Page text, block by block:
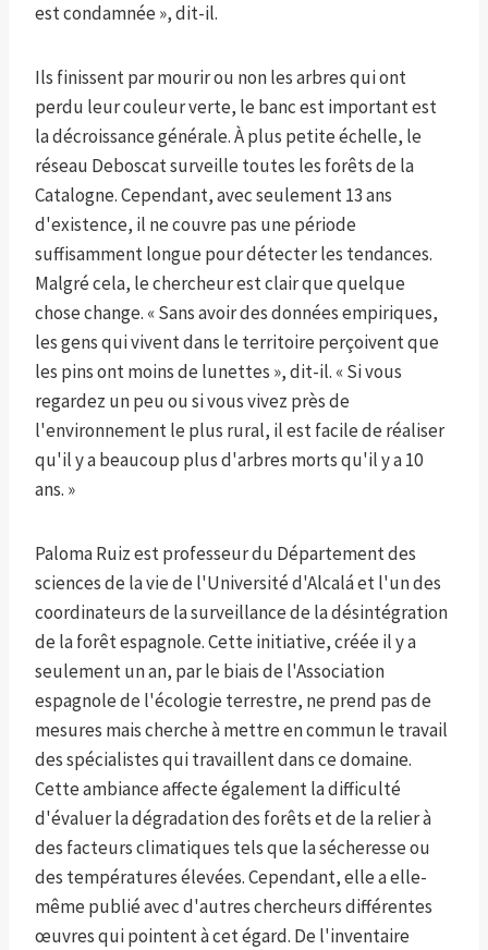
est condamnée », dit-il.
Ils finissent par mourir ou non les arbres qui ont
perdu leur couleur verte, le banc est important est
la décroissance générale. À plus petite échelle, le
réseau Deboscat surveille toutes les forêts de la
Catalogne. Cependant, avec seulement 13 ans
d'existence, il ne couvre pas une période
suffisamment longue pour détecter les tendances.
Malgré cela, le chercheur est clair que quelque
chose change. « Sans avoir des données empiriques,
les gens qui vivent dans le territoire perçoivent que
les pins ont moins de lunettes », dit-il. « Si vous
regardez un peu ou si vous vivez près de
l'environnement le plus rural, il est facile de réaliser
qu'il y a beaucoup plus d'arbres morts qu'il y a 10
ans. »
Paloma Ruiz est professeur du Département des
sciences de la vie de l'Université d'Alcalá et l'un des
coordinateurs de la surveillance de la désintégration
de la forêt espagnole. Cette initiative, créée il y a
seulement un an, par le biais de l'Association
espagnole de l'écologie terrestre, ne prend pas de
mesures mais cherche à mettre en commun le travail
des spécialistes qui travaillent dans ce domaine.
Cette ambiance affecte également la difficulté
d'évaluer la dégradation des forêts et de la relier à
des facteurs climatiques tels que la sécheresse ou
des températures élevées. Cependant, elle a elle-
même publié avec d'autres chercheurs différentes
œuvres qui pointent à cet égard. De l'inventaire